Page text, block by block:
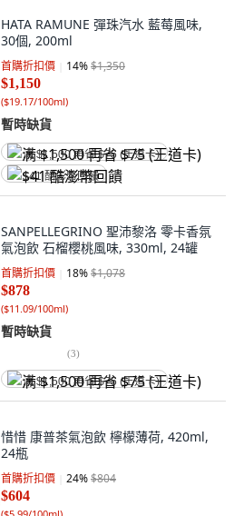
HATA RAMUNE 彈珠汽水 藍莓風味,
30個, 200ml
首購折扣價 14%$1,350
$1,150
($19.17/100ml)
暫時缺貨
满 $1,500 再省 $75 (王道卡)
$41 酷澎幣回饋
SANPELLEGRINO 聖沛黎洛 零卡香氛
氣泡飲 石榴櫻桃風味, 330ml, 24罐
首購折扣價 18%$1,078
$878
($11.09/100ml)
暫時缺貨
(3)
满 $1,500 再省 $75 (王道卡)
惜惜 康普茶氣泡飲 檸檬薄荷, 420ml,
24瓶
首購折扣價 24%$804
$604